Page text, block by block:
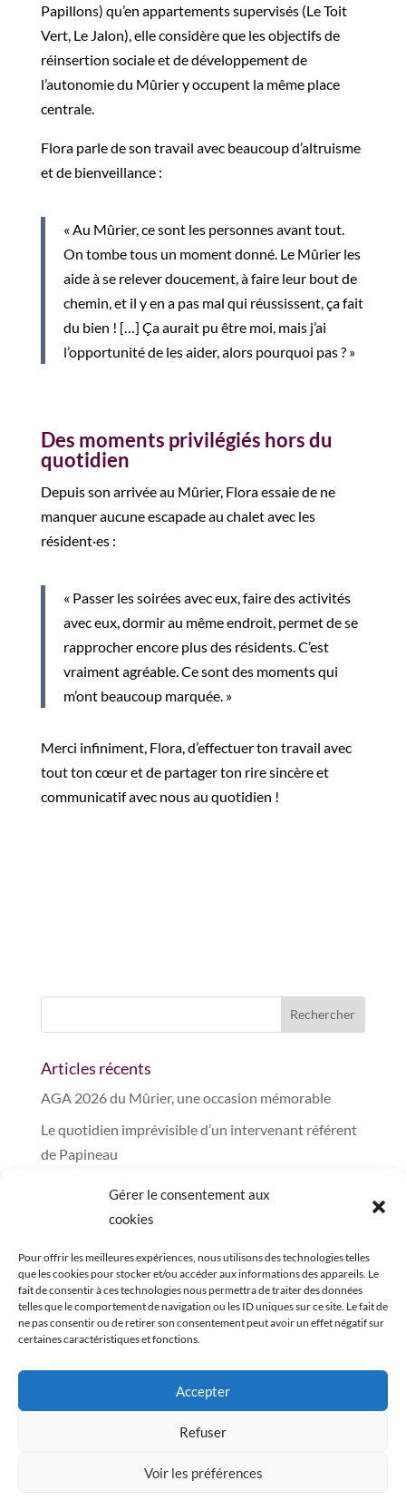
Gérer le consentement aux
cookies
Pour offrir les meilleures expériences, nous utilisons des technologies telles
que les cookies pour stocker et/ou accéder aux informations des appareils. Le
fait de consentir à ces technologies nous permettra de traiter des données
telles que le comportement de navigation ou les ID uniques sur ce site. Le fait de
ne pas consentir ou de retirer son consentement peut avoir un effet négatif sur
certaines caractéristiques et fonctions.
Accepter
Refuser
Voir les préférences
Papillons) qu’en appartements supervisés (Le Toit
Vert, Le Jalon), elle considère que les objectifs de
réinsertion sociale et de développement de
l’autonomie du Mûrier y occupent la même place
centrale.
Flora parle de son travail avec beaucoup d’altruisme
et de bienveillance :
« Au Mûrier, ce sont les personnes avant tout.
On tombe tous un moment donné. Le Mûrier les
aide à se relever doucement, à faire leur bout de
chemin, et il y en a pas mal qui réussissent, ça fait
du bien ! […] Ça aurait pu être moi, mais j’ai
l’opportunité de les aider, alors pourquoi pas ? »
Des moments privilégiés hors du
quotidien
Depuis son arrivée au Mûrier, Flora essaie de ne
manquer aucune escapade au chalet avec les
résident·es :
« Passer les soirées avec eux, faire des activités
avec eux, dormir au même endroit, permet de se
rapprocher encore plus des résidents. C’est
vraiment agréable. Ce sont des moments qui
m’ont beaucoup marquée. »
Merci infiniment, Flora, d’effectuer ton travail avec
tout ton cœur et de partager ton rire sincère et
communicatif avec nous au quotidien !
Articles récents
AGA 2026 du Mûrier, une occasion mémorable
Le quotidien imprévisible d’un intervenant référent
de Papineau
Fabrique à Bouffe
L’histoire du Mûrier, 40 ans de services à la
communauté
Commentaires récents
Innover pour mieux accompagner - Le Mûrier
Cuisinons Ensemble : un bilan pour mieux repartir!